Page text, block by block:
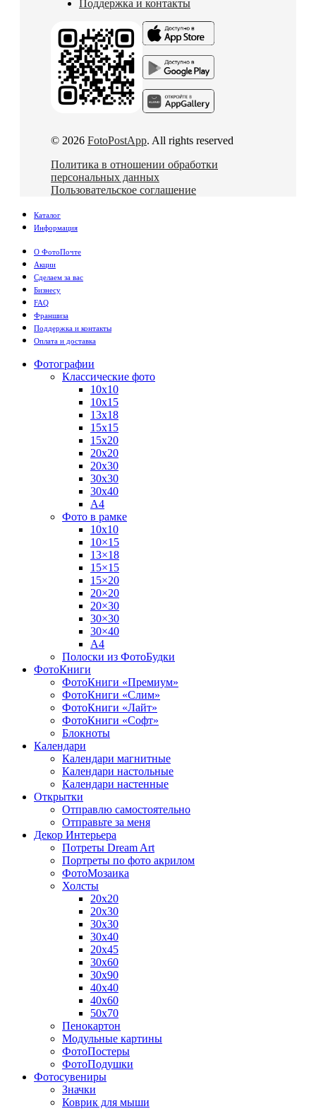
Поддержка и контакты
© 2026 FotoPostApp. All rights reserved
Политика в отношении обработки
персональных данных
Пользовательское соглашение
Каталог
Информация
О ФотоПочте
Акции
Сделаем за вас
Бизнесу
FAQ
Франшиза
Поддержка и контакты
Оплата и доставка
Фотографии
Классические фото
10х10
10х15
13х18
15х15
15х20
20х20
20х30
30х30
30х40
А4
Фото в рамке
10х10
10×15
13×18
15×15
15×20
20×20
20×30
30×30
30×40
A4
Полоски из ФотоБудки
ФотоКниги
ФотоКниги «Премиум»
ФотоКниги «Слим»
ФотоКниги «Лайт»
ФотоКниги «Софт»
Блокноты
Календари
Календари магнитные
Календари настольные
Календари настенные
Открытки
Отправлю самостоятельно
Отправьте за меня
Декор Интерьера
Потреты Dream Art
Портреты по фото акрилом
ФотоМозаика
Холсты
20х20
20х30
30х30
30х40
20х45
30х60
30х90
40х40
40х60
50х70
Пенокартон
Модульные картины
ФотоПостеры
ФотоПодушки
Фотоcувениры
Значки
Коврик для мыши